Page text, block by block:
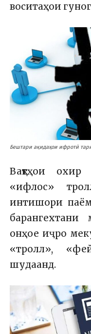
воситаҳои
Бештари ақидаҳои ифротӣ
Вақтҳои охир
«ифлос»
интишори
барангехтани
онҳое иҷро
«тролл»,
шудаанд.